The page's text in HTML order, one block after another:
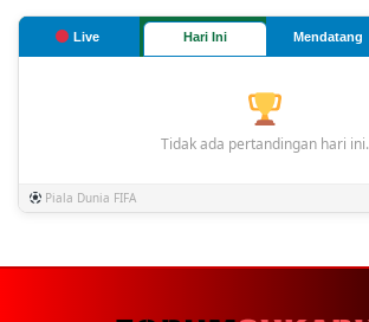
Live Hari Ini Mendatang
Tidak ada pertandingan hari ini.
Piala Dunia FIFA